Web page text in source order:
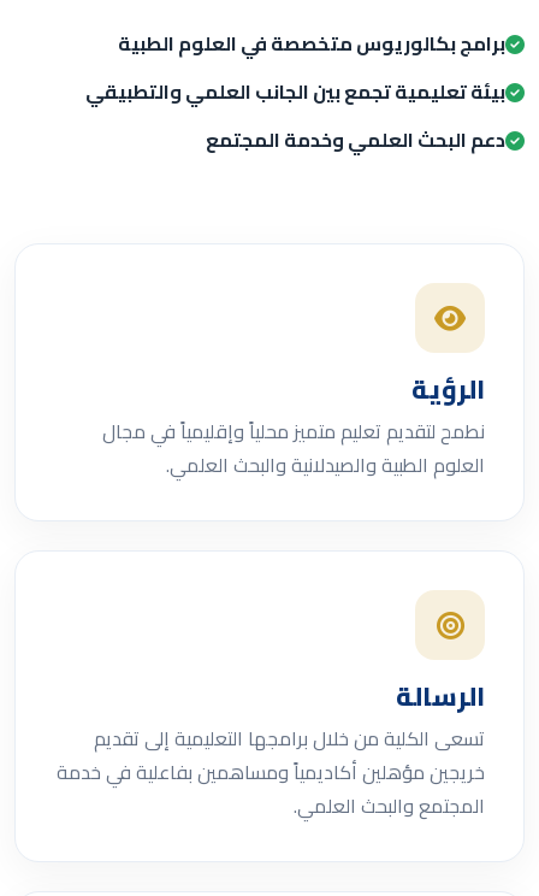
برامج بكالوريوس متخصصة في العلوم الطبية
بيئة تعليمية تجمع بين الجانب العلمي والتطبيقي
دعم البحث العلمي وخدمة المجتمع
الرؤية
نطمح لتقديم تعليم متميز محلياً وإقليمياً في مجال
العلوم الطبية والصيدلانية والبحث العلمي.
الرسالة
تسعى الكلية من خلال برامجها التعليمية إلى تقديم
خريجين مؤهلين أكاديمياً ومساهمين بفاعلية في خدمة
المجتمع والبحث العلمي.